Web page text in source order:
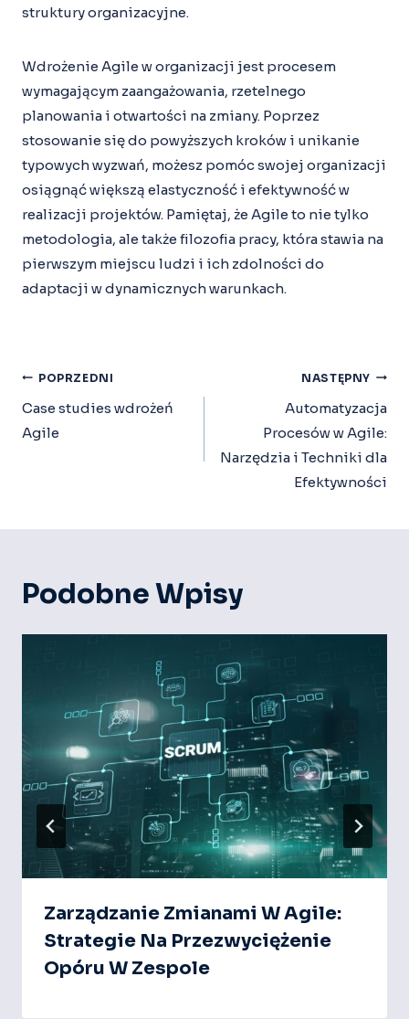
struktury organizacyjne.
Wdrożenie Agile w organizacji jest procesem
wymagającym zaangażowania, rzetelnego
planowania i otwartości na zmiany. Poprzez
stosowanie się do powyższych kroków i unikanie
typowych wyzwań, możesz pomóc swojej organizacji
osiągnąć większą elastyczność i efektywność w
realizacji projektów. Pamiętaj, że Agile to nie tylko
metodologia, ale także filozofia pracy, która stawia na
pierwszym miejscu ludzi i ich zdolności do
adaptacji w dynamicznych warunkach.
Nawigacja
Wpisu
POPRZEDNI
Case studies wdrożeń
Agile
NASTĘPNY
Automatyzacja
Procesów w Agile:
Narzędzia i Techniki dla
Efektywności
Podobne Wpisy
Zarządzanie Zmianami W Agile:
Strategie Na Przezwyciężenie
Opóru W Zespole